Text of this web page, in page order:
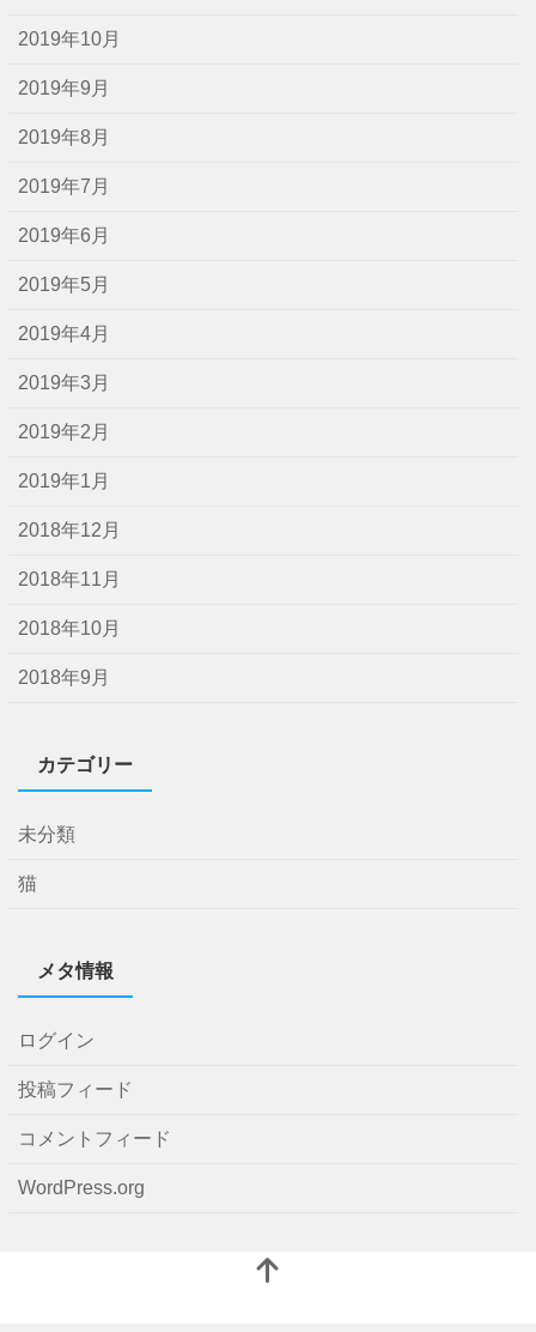
2019年10月
2019年9月
2019年8月
2019年7月
2019年6月
2019年5月
2019年4月
2019年3月
2019年2月
2019年1月
2018年12月
2018年11月
2018年10月
2018年9月
カテゴリー
未分類
猫
メタ情報
ログイン
投稿フィード
コメントフィード
WordPress.org